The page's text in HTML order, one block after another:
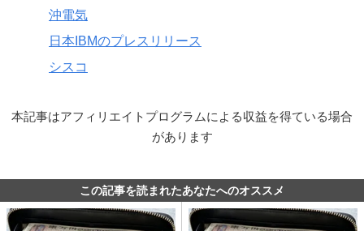
沖電気
日本IBMのプレスリリース
シスコ
本記事はアフィリエイトプログラムによる収益を得ている場合
があります
この記事を読まれたあなたへのオススメ